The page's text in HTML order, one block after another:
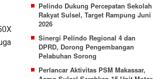
Pelindo Dukung Percepatan Sekolah
Rakyat Sulsel, Target Rampung Juni
2026
Sinergi Pelindo Regional 4 dan
DPRD, Dorong Pengembangan
Pelabuhan Sorong
Perlancar Aktivitas PSM Makassar,